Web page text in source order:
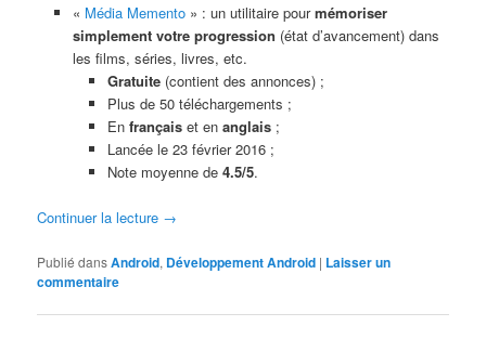
« Média Memento» : un utilitaire pourmémoriser
simplement votre progression (état d’avancement) dans
les films, séries, livres, etc.
Gratuite (contient des annonces) ;
Plus de 50 téléchargements ;
Enfrançais et enanglais ;
Lancée le 23 février 2016 ;
Note moyenne de4.5/5.
Continuer la lecture →
Publié dansAndroid, Développement Android | Laisser un
commentaire